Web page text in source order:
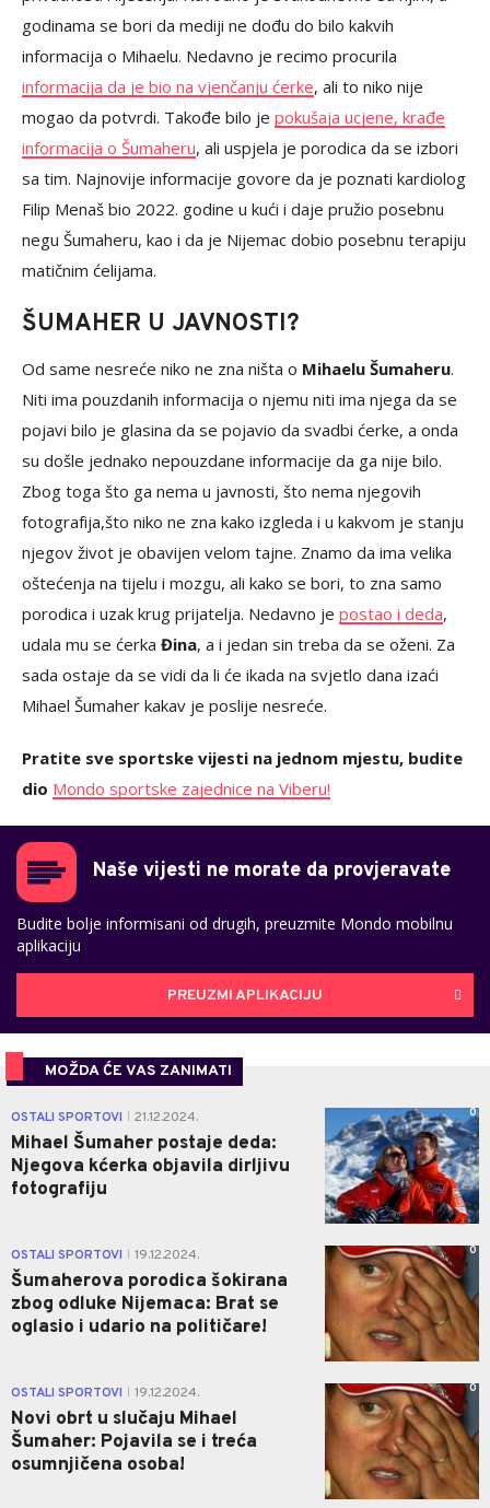
godinama se bori da mediji ne dođu do bilo kakvih
informacija o Mihaelu. Nedavno je recimo procurila
informacija da je bio na vjenčanju ćerke, ali to niko nije
mogao da potvrdi. Takođe bilo je pokušaja ucjene, krađe
informacija o Šumaheru, ali uspjela je porodica da se izbori
sa tim. Najnovije informacije govore da je poznati kardiolog
Filip Menaš bio 2022. godine u kući i daje pružio posebnu
negu Šumaheru, kao i da je Nijemac dobio posebnu terapiju
matičnim ćelijama.
ŠUMAHER U JAVNOSTI?
Od same nesreće niko ne zna ništa o Mihaelu Šumaheru.
Niti ima pouzdanih informacija o njemu niti ima njega da se
pojavi bilo je glasina da se pojavio da svadbi ćerke, a onda
su došle jednako nepouzdane informacije da ga nije bilo.
Zbog toga što ga nema u javnosti, što nema njegovih
fotografija,što niko ne zna kako izgleda i u kakvom je stanju
njegov život je obavijen velom tajne. Znamo da ima velika
oštećenja na tijelu i mozgu, ali kako se bori, to zna samo
porodica i uzak krug prijatelja. Nedavno je postao i deda,
udala mu se ćerka Đina, a i jedan sin treba da se oženi. Za
sada ostaje da se vidi da li će ikada na svjetlo dana izaći
Mihael Šumaher kakav je poslije nesreće.
Pratite sve sportske vijesti na jednom mjestu, budite
dio Mondo sportske zajednice na Viberu!
Naše vijesti ne morate da provjeravate
Budite bolje informisani od drugih, preuzmite Mondo mobilnu
aplikaciju
PREUZMI APLIKACIJU
MOŽDA ĆE VAS ZANIMATI
OSTALI SPORTOVI 21.12.2024.
Mihael Šumaher postaje deda:
Njegova kćerka objavila dirljivu
fotografiju
0
OSTALI SPORTOVI 19.12.2024.
Šumaherova porodica šokirana
zbog odluke Nijemaca: Brat se
oglasio i udario na političare!
0
OSTALI SPORTOVI 19.12.2024.
Novi obrt u slučaju Mihael
Šumaher: Pojavila se i treća
osumnjičena osoba!
0